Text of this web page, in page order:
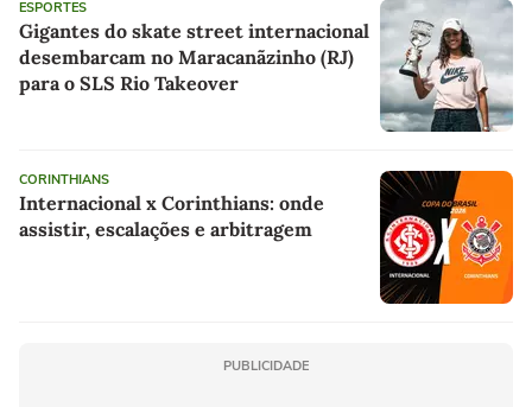
ESPORTES
Gigantes do skate street internacional
desembarcam no Maracanãzinho (RJ)
para o SLS Rio Takeover
CORINTHIANS
Internacional x Corinthians: onde
assistir, escalações e arbitragem
PUBLICIDADE